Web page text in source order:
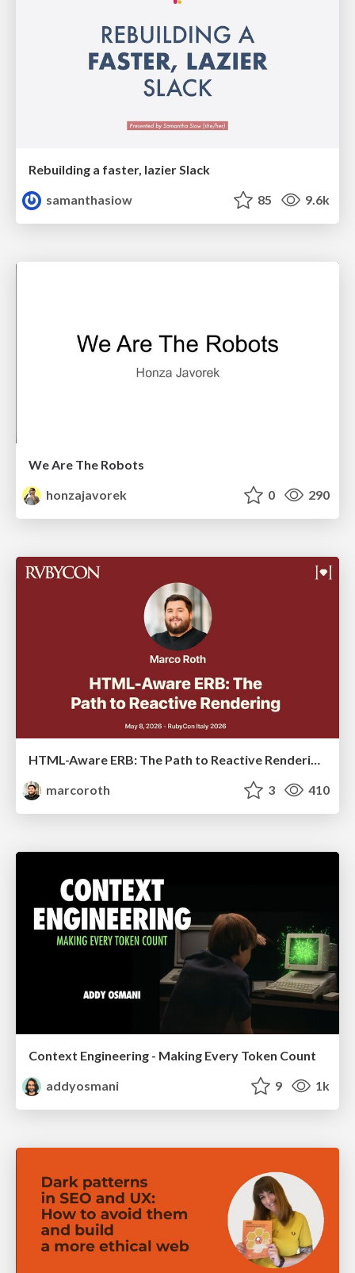
Rebuilding a faster, lazier Slack
samanthasiow
85 9.6k
We Are The Robots
honzajavorek
0 290
HTML-Aware ERB: The Path to Reactive Rendering @ RubyCon 2026, Rimini, Italy
marcoroth
3 410
Context Engineering - Making Every Token Count
addyosmani
9 1k